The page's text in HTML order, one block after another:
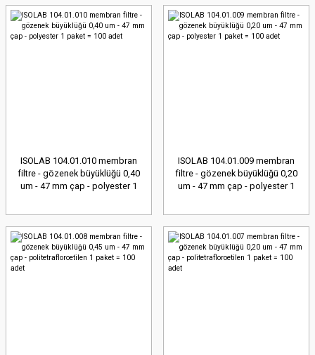
ISOLAB 104.01.010 membran
filtre - gözenek büyüklüğü 0,40
um - 47 mm çap - polyester 1
ISOLAB 104.01.009 membran
filtre - gözenek büyüklüğü 0,20
um - 47 mm çap - polyester 1